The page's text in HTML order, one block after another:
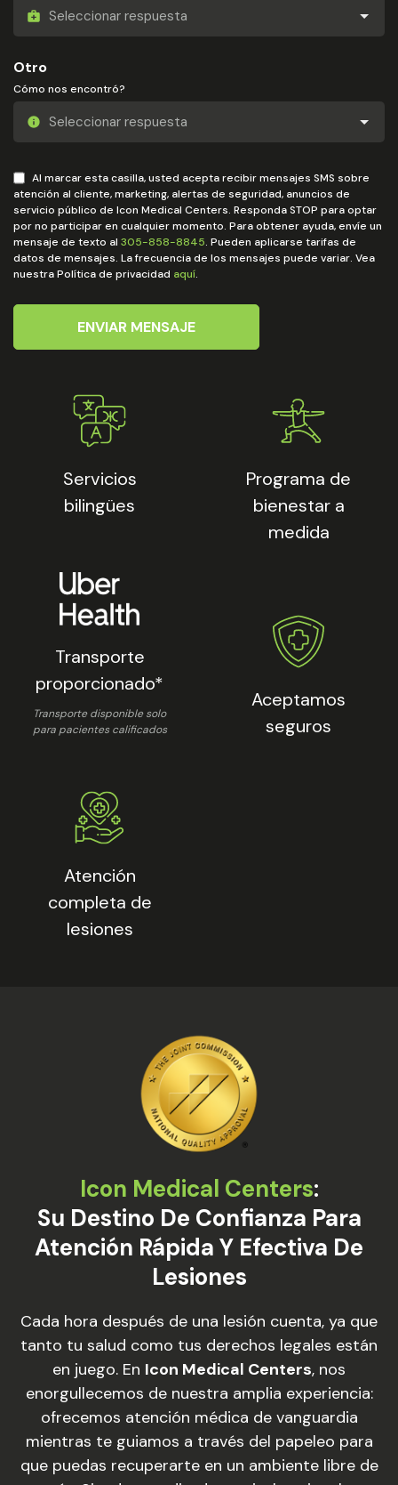
Servicios
bilingües
Transporte
proporcionado*
Transporte disponible solo
para pacientes calificados
Atención
completa de
lesiones
Otro
Cómo nos encontró?
Al marcar esta casilla, usted acepta recibir mensajes SMS sobre
atención al cliente, marketing, alertas de seguridad, anuncios de
servicio público de Icon Medical Centers. Responda STOP para optar
por no participar en cualquier momento. Para obtener ayuda, envíe un
mensaje de texto al 305-858-8845. Pueden aplicarse tarifas de
datos de mensajes. La frecuencia de los mensajes puede variar. Vea
nuestra Política de privacidad aquí.
ENVIAR MENSAJE
Programa de
bienestar a
medida
Aceptamos
seguros
Icon Medical Centers:
Su Destino De Confianza Para
Atención Rápida Y Efectiva De
Lesiones
Cada hora después de una lesión cuenta, ya que
tanto tu salud como tus derechos legales están
en juego. En Icon Medical Centers, nos
enorgullecemos de nuestra amplia experiencia:
ofrecemos atención médica de vanguardia
mientras te guiamos a través del papeleo para
que puedas recuperarte en un ambiente libre de